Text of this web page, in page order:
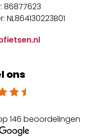
86877623
NL864130223B01
ons
4.7 uit 5
146 beoordelingen